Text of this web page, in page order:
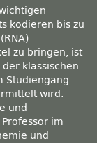
kodieren bis zu
zu bringen, ist
klassischen
Studiengang
wird.
und
Professor im
und